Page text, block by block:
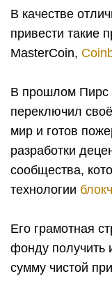
В качестве
привести такие
MasterCoin,
В прошлом Пирс
переключил
мир и готов
разработки
сообщества,
технологии
Его грамотная
фонду получить
сумму чистой